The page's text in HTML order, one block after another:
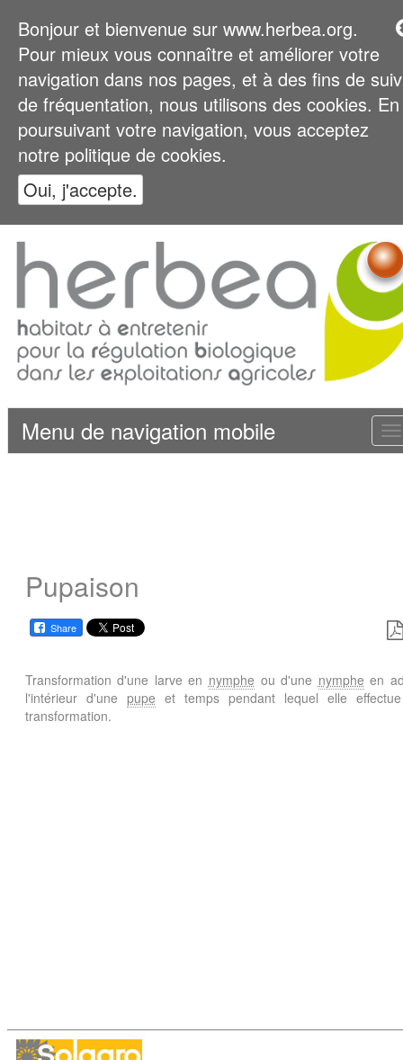
Bonjour et bienvenue sur www.herbea.org.
Pour mieux vous connaître et améliorer votre
navigation dans nos pages, et à des fins de
de fréquentation, nous utilisons des cookies. En
poursuivant votre navigation, vous acceptez
notre politique de cookies.
Oui, j'accepte.
Menu de navigation mobile
Pupaison
Share
Transformation d'une larve en nymphe ou d'une nymphe en
l'intérieur d'une pupe et temps pendant lequel elle
transformation.